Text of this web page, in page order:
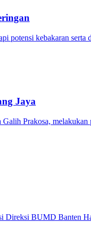
potensi kebakaran
Jaya
Prakosa,
Direksi BUMD Banten